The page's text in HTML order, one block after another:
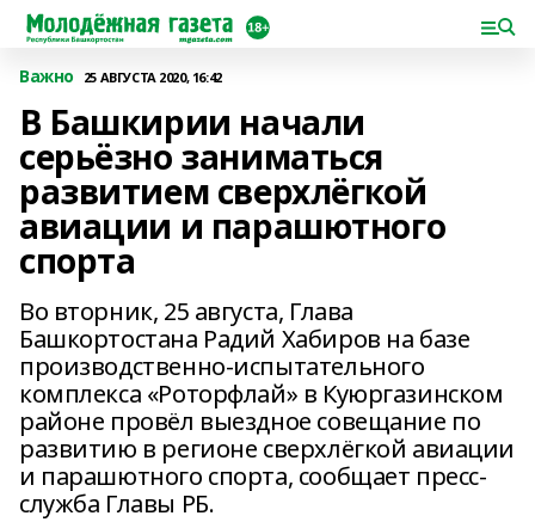
Важно 25 АВГУСТА 2020, 16:42
В Башкирии начали
серьёзно заниматься
развитием сверхлёгкой
авиации и парашютного
спорта
Во вторник, 25 августа, Глава
Башкортостана Радий Хабиров на базе
производственно-испытательного
комплекса «Роторфлай» в Куюргазинском
районе провёл выездное совещание по
развитию в регионе сверхлёгкой авиации
и парашютного спорта, сообщает пресс-
служба Главы РБ.